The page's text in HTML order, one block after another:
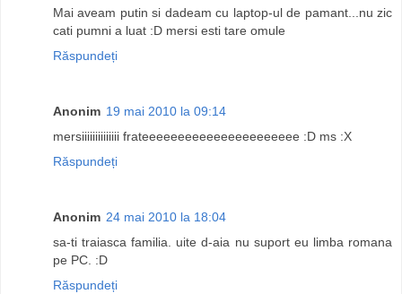
Mai aveam putin si dadeam cu laptop-ul de pamant...nu zic
cati pumni a luat :D mersi esti tare omule
Răspundeți
Anonim 19 mai 2010 la 09:14
mersiiiiiiiiiiiiii frateeeeeeeeeeeeeeeeeeeeee :D ms :X
Răspundeți
Anonim 24 mai 2010 la 18:04
sa-ti traiasca familia. uite d-aia nu suport eu limba romana
pe PC. :D
Răspundeți